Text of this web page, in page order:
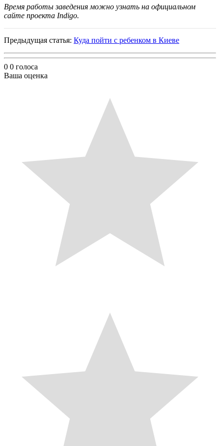
Время работы заведения можно узнать на официальном
сайте проекта Indigo.
Предыдущая статья: Куда пойти с ребенком в Киеве
0 0 голоса
Ваша оценка